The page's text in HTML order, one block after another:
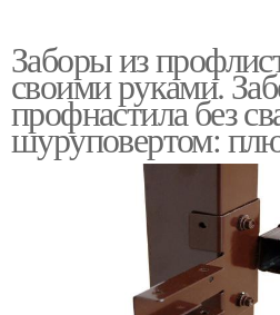
Заборы из
своими руками.
профнастила без
шуруповертом: